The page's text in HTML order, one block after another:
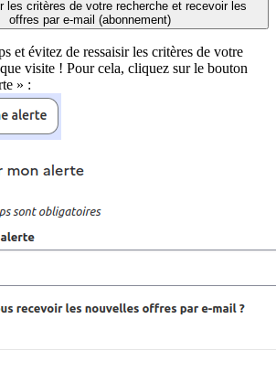
les critères de votre recherche et recevoir les
offres par e-mail (abonnement)
et évitez de ressaisir les critères de votre
visite ! Pour cela, cliquez sur le bouton
» :